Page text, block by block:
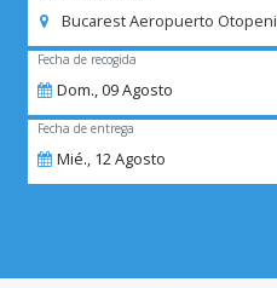
Bucarest Aeropuerto Otopeni
Fecha de recogida
Dom.,09Agosto
Fecha de entrega
Mié., 12Agosto